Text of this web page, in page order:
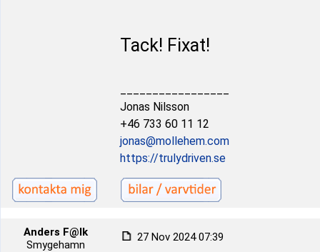
Tack! Fixat!
Jonas Nilsson
+46 733 60 11 12
jonas@mollehem.com
https://trulydriven.se
Anders F@lk
Smygehamn
27 Nov 2024 07:39